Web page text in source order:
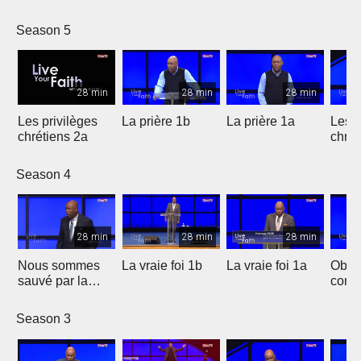
Season 5
28 min
Les privilèges
chrétiens 2a
28 min
La prière 1b
28 min
La prière 1a
Les
Season 4
28 min
Nous sommes
sauvé par la
28 min
La vraie foi 1b
28 min
La vraie foi 1a
Season 3